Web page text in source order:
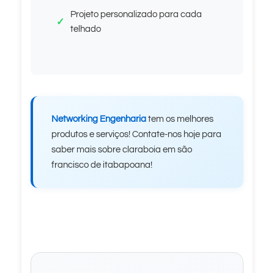
Projeto personalizado para cada
telhado
Networking Engenharia tem os melhores
produtos e serviços! Contate-nos hoje para
saber mais sobre claraboia em são
francisco de itabapoana!